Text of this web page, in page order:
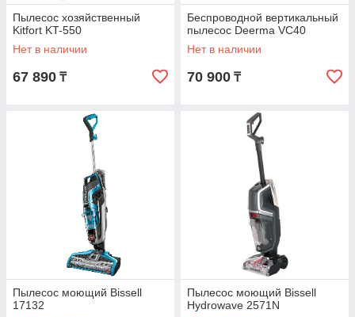
Пылесос хозяйственный
Kitfort KT-550
Нет в наличии
67 890 ₸
Беспроводной вертикальный
пылесос Deerma VC40
Нет в наличии
70 900 ₸
Пылесос моющий Bissell
17132
Пылесос моющий Bissell
Hydrowave 2571N